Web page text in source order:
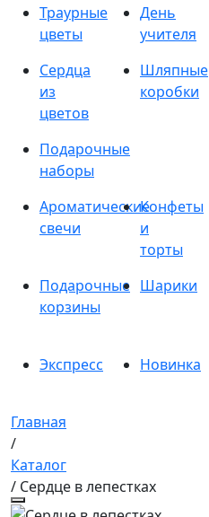
Траурные
цветы
День
учителя
Сердца
из
цветов
Шляпные
коробки
Подарочные
наборы
Ароматические
свечи
Конфеты
и
торты
Подарочные
корзины
Шарики
Экспресс
Новинка
Главная
/
Каталог
/ Сердце в лепестках